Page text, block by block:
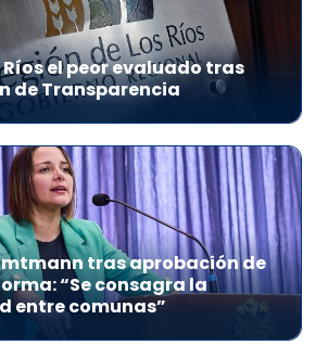
Ríos el peor evaluado tras
de Transparencia
tras aprobación de
“Se consagra la
entre comunas”